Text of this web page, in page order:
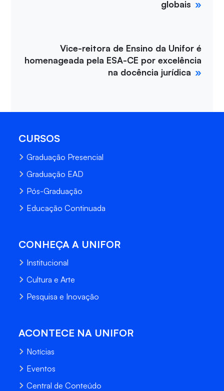
globais
Vice-reitora de Ensino da Unifor é
homenageada pela ESA-CE por excelência
na docência jurídica
CURSOS
Graduação Presencial
Graduação EAD
Pós-Graduação
Educação Continuada
CONHEÇA A UNIFOR
Institucional
Cultura e Arte
Pesquisa e Inovação
ACONTECE NA UNIFOR
Notícias
Eventos
Central de Conteúdo